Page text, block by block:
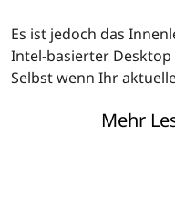
Es ist jedoch das
Intel-basierter
Selbst wenn Ihr
seinen neuesten
Mehr